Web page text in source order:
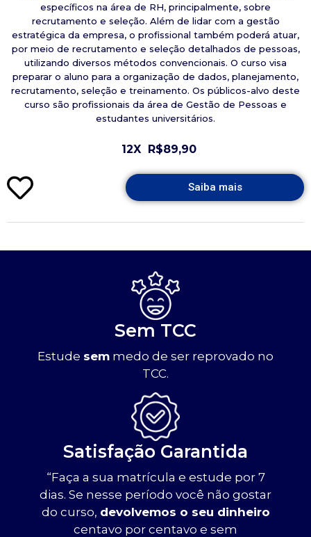
específicos na área de RH, principalmente, sobre
recrutamento e seleção. Além de lidar com a gestão
estratégica da empresa, o profissional também poderá atuar,
por meio de recrutamento e seleção detalhados de pessoas,
utilizando diversos métodos convencionais. O curso visa
preparar o aluno para a organização de dados, planejamento,
recrutamento, seleção e treinamento. Os públicos-alvo deste
curso são profissionais da área de Gestão de Pessoas e
estudantes universitários.
12X R$89,90
Saiba mais
Sem TCC
Estude sem medo de ser reprovado no
TCC.
Satisfação Garantida
“Faça a sua matrícula e estude por 7
dias. Se nesse período você não gostar
do curso, devolvemos o seu dinheiro
centavo por centavo e sem